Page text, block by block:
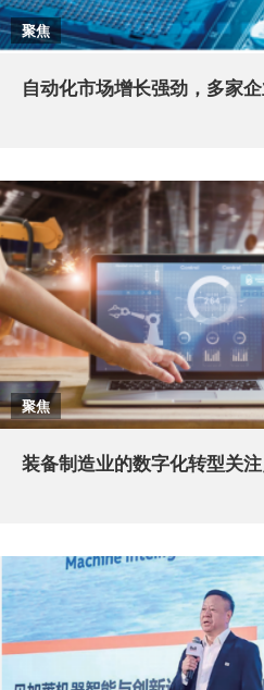
聚焦
自动化市场增长强劲，多家
聚焦
装备制造业的数字化转型关